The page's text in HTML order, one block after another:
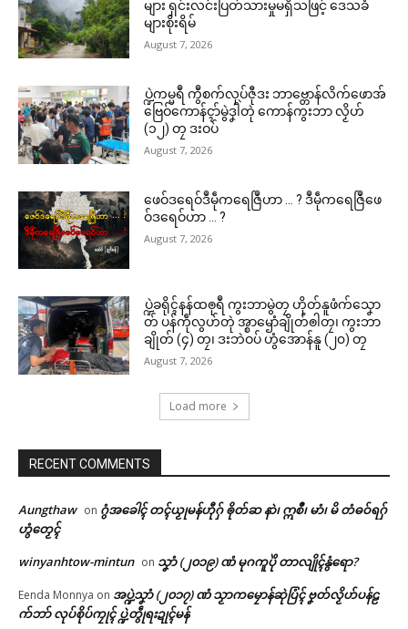
များ ရှင်းလင်းပြတ်သားမှုမရှိသဖြင့် ဒေသခံ
များစိုးရိမ်
August 7, 2026
ပ္ဍဲကမ္မရဳ ကွဳစက်လုပ်ဇီုဒး ဘာဗ္တောန်လိက်ဖောအ်
ဗြေဝ်ကောန်ၚာ်မွဲဒၞါဲတုဲ ကောန်ကွးဘာ လၟိဟ်
(၁၂) တၠ ဒးဝပ်
August 7, 2026
ဖေဝ်ဒရေဝ်ဒဳမဵုကရေဇြဳဟာ … ? ဒဳမဵုကရေဇြဳဖေ
ဝ်ဒရေဝ်ဟာ … ?
August 7, 2026
ပ္ဍဲခရိုၚ်နန်ထၜုရဳ ကွးဘာမွဲတၠ ဟိုတ်နူဖံက်သၞော
တ် ပန်ကဵုလွဟ်တုဲ အ္စာၝောံချိုတ်ၜါတၠ၊ ကွးဘာ
ချိုတ် (၄) တၠ၊ ဒးဘဲဝပ် ဟွံအောန်နူ (၂၀) တၠ
August 7, 2026
Load more
RECENT COMMENTS
Aungthaw on ဂွံအခေါၚ် တၚ်ယၟုမန်ဟီုဂှ် ၜိုတ်ဆ နာဲ၊ ဣစဳ၊ မာံ၊ မိ တံဓဝ်ရဂှ်
ဟွံတၟေၚ်
winyanhtow-mintun on သၞာံ (၂၀၁၉) ဏံ မုဂကူပိုဲ တာလျိုၚ်နွံရော?
Eenda Monnya on အပ္ဍဲသၞာံ (၂၀၁၇) ဏံ သၟာကမၠောန်ဆုဲပြံၚ် ဗၞတ်လၟိဟ်ပန်ဠ
က်ဘာ် လုပ်စိုပ်ကၠုၚ် ပ္ဍဲတွဵုရးဍုၚ်မန်